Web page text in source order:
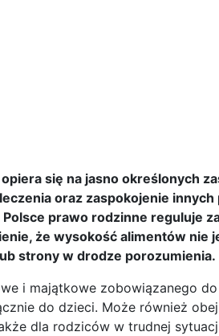
się na jasno określonych
oraz zaspokojenie
prawo rodzinne reguluje
że wysokość alimentów nie
strony w drodze porozumienia.
i majątkowe zobowiązanego do
do dzieci. Może również
dla rodziców w trudnej